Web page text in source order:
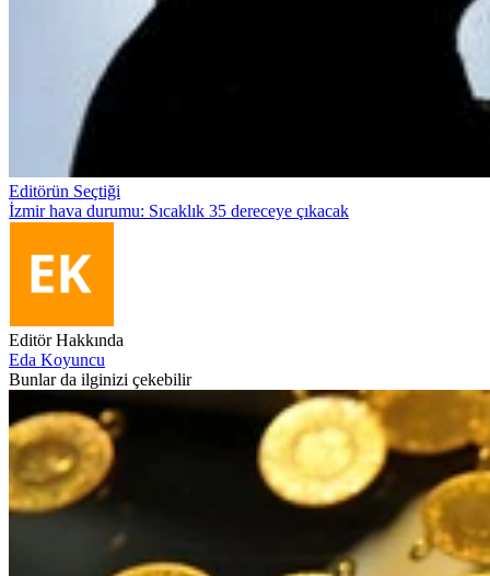
Editörün Seçtiği
İzmir hava durumu: Sıcaklık 35 dereceye çıkacak
Editör Hakkında
Eda Koyuncu
Bunlar da ilginizi çekebilir